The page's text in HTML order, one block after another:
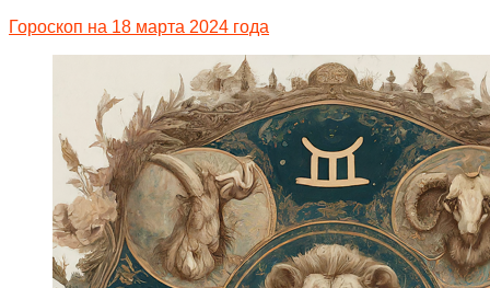
Гороскоп на 18 марта 2024 года